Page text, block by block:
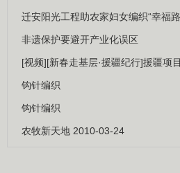
迁安阳光工程助农家妇女编织“幸福
非遗保护要避开产业化误区
[视频][新春走基层·援疆纪行]援疆项
钩针编织
钩针编织
农牧新天地 2010-03-24